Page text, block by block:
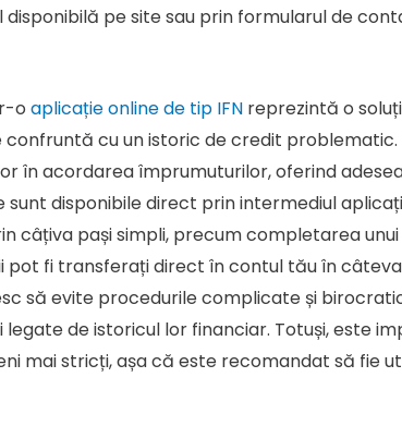
pe site sau prin formularul de
o aplicație online de tip IFNreprezintă o
cu un istoric de credit problematic.
în acordarea împrumuturilor, oferind
disponibile direct prin intermediul
câțiva pași simpli, precum completarea
fi transferați direct în contul tău în
să evite procedurile complicate și
de istoricul lor financiar. Totuși, este
mai stricți, așa că este recomandat să fie